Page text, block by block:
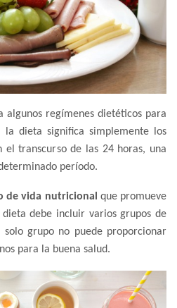
algunos regímenes dietéticos para
la dieta significa simplemente los
el transcurso de las 24 horas, una
período.
de vida nutricional que promueve
dieta debe incluir varios grupos de
grupo no puede proporcionar
para la buena salud.